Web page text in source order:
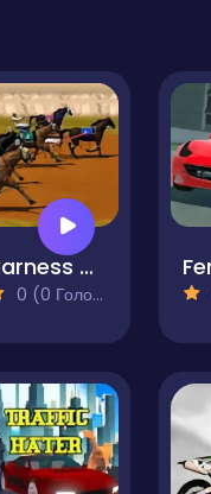
Harness Racing
0 (0 Голосів)